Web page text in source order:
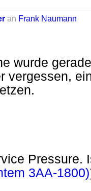
an Frank Naumann
wurde
vergessen,
Pressure.
3AA-1800)